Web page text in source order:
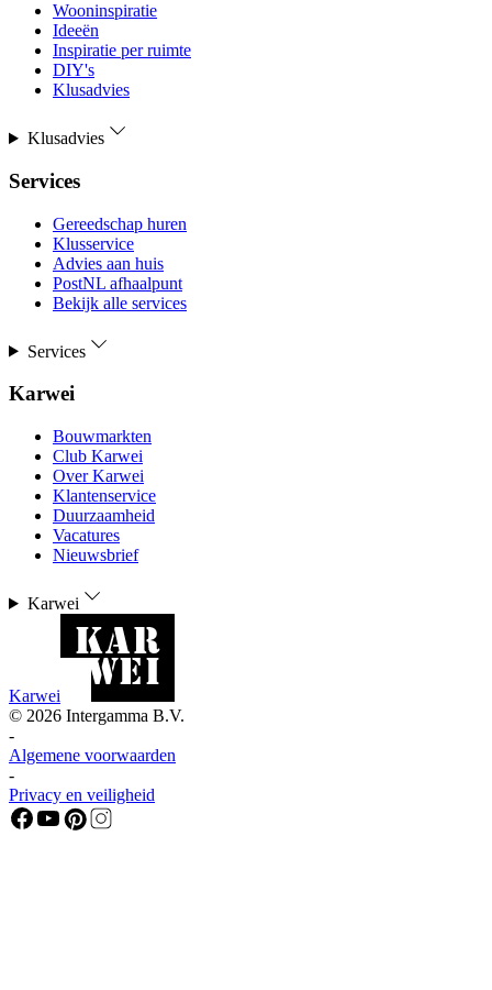
Wooninspiratie
Ideeën
Inspiratie per ruimte
DIY's
Klusadvies
Klusadvies
Services
Gereedschap huren
Klusservice
Advies aan huis
PostNL afhaalpunt
Bekijk alle services
Services
Karwei
Bouwmarkten
Club Karwei
Over Karwei
Klantenservice
Duurzaamheid
Vacatures
Nieuwsbrief
Karwei
Karwei
© 2026 Intergamma B.V.
-
Algemene voorwaarden
-
Privacy en veiligheid